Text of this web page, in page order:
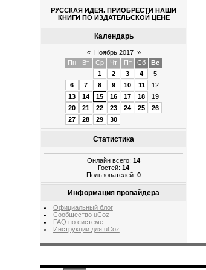
РУССКАЯ ИДЕЯ. ПРИОБРЕСТИ НАШИ
КНИГИ ПО ИЗДАТЕЛЬСКОЙ ЦЕНЕ
Календарь
« Ноябрь 2017 »
Пн
Вт Ср Чт Пт Сб
Вс
1
2 3 4
5
6
7 8 9 10 11
12
13
14 15 16 17 18
19
20
21 22 23 24 25
26
27
28 29 30
Статистика
Онлайн всего:14
Гостей:14
Пользователей:0
Информация провайдера
Официальный блог
Сообщество uCoz
FAQ по системе
Инструкции для uCoz